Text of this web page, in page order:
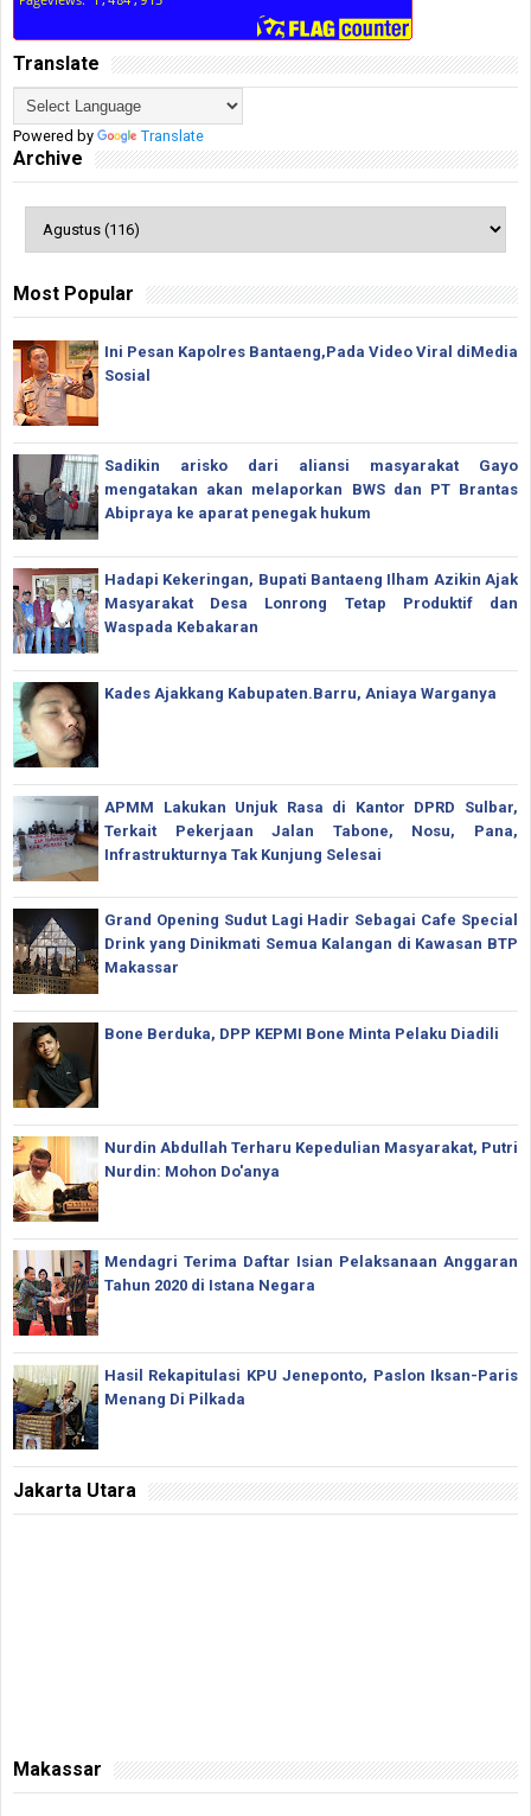
Translate
Powered by Translate
Archive
Most Popular
Ini Pesan Kapolres Bantaeng,Pada Video Viral diMedia
Sosial
Sadikin arisko dari aliansi masyarakat Gayo
mengatakan akan melaporkan BWS dan PT Brantas
Abipraya ke aparat penegak hukum
Hadapi Kekeringan, Bupati Bantaeng Ilham Azikin Ajak
Masyarakat Desa Lonrong Tetap Produktif dan
Waspada Kebakaran
Kades Ajakkang Kabupaten.Barru, Aniaya Warganya
APMM Lakukan Unjuk Rasa di Kantor DPRD Sulbar,
Terkait Pekerjaan Jalan Tabone, Nosu, Pana,
Infrastrukturnya Tak Kunjung Selesai
Grand Opening Sudut Lagi Hadir Sebagai Cafe Special
Drink yang Dinikmati Semua Kalangan di Kawasan BTP
Makassar
Bone Berduka, DPP KEPMI Bone Minta Pelaku Diadili
Nurdin Abdullah Terharu Kepedulian Masyarakat, Putri
Nurdin: Mohon Do'anya
Mendagri Terima Daftar Isian Pelaksanaan Anggaran
Tahun 2020 di Istana Negara
Hasil Rekapitulasi KPU Jeneponto, Paslon Iksan-Paris
Menang Di Pilkada
Jakarta Utara
Makassar